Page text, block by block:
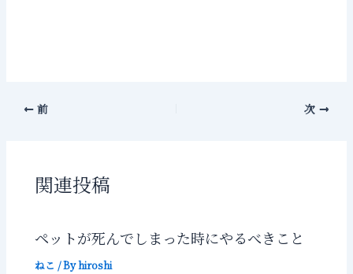
前 次
関連投稿
ペットが死んでしまった時にやるべきこと
ねこ / Byhiroshi